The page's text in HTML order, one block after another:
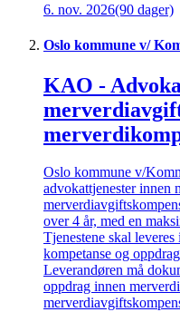
6. nov. 2026(90 dager)
Oslo kommune v/
KAO -
Oslo kommune v/
advokattjenester innen
over 4 år, med en
Tjenestene skal
kompetanse og
Leverandøren må
oppdrag innen